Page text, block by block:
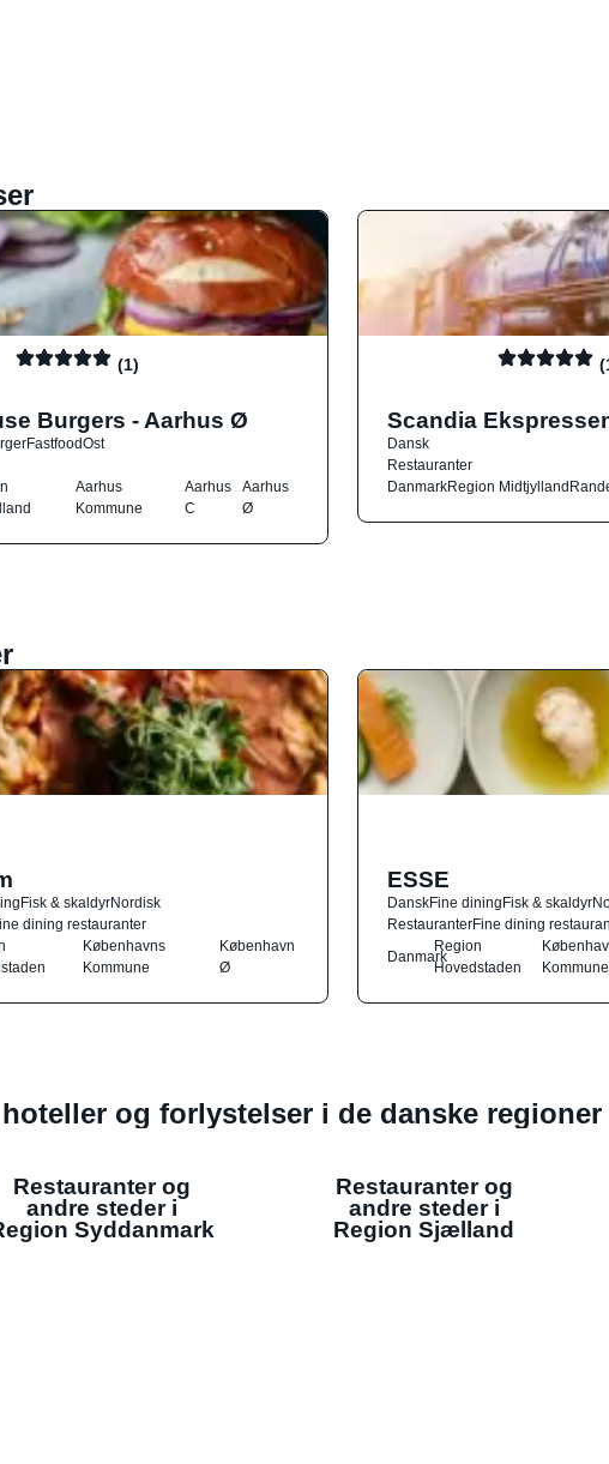
(1)
Burgers - Aarhus Ø
FastfoodOst
Aarhus
Kommune
Aarhus
C
Aarhus
Ø
Scandia
Dansk
Restauranter
DanmarkRegion Midtjylland
Fisk & skaldyrNordisk
dining restauranter
Københavns
Kommune
København
Ø
ESSE
DanskFine diningFisk & skaldyr
RestauranterFine dining
Danmark
Region
Hovedstaden
Kommune
og forlystelser i de danske regioner
Restauranter og
andre steder i
Syddanmark
Restauranter og
andre steder i
Region Sjælland